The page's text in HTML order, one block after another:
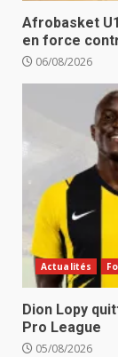
Afrobasket
en force
06/08/2026
Actualités
Dion Lopy
Pro League
05/08/2026